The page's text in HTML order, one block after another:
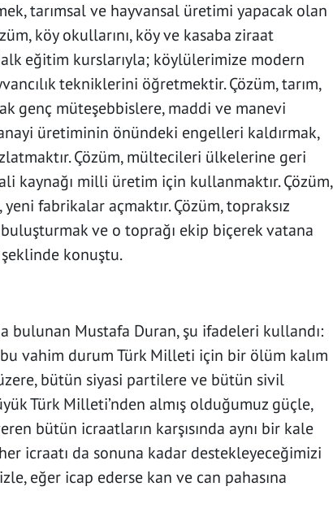
tarımsal ve hayvansal üretimi yapacak olan
köy okullarını, köy ve kasaba ziraat
eğitim kurslarıyla; köylülerimize modern
tekniklerini öğretmektir. Çözüm, tarım,
genç müteşebbislere, maddi ve manevi
üretiminin önündeki engelleri kaldırmak,
Çözüm, mültecileri ülkelerine geri
kaynağı milli üretim için kullanmaktır. Çözüm,
fabrikalar açmaktır. Çözüm, topraksız
ve o toprağı ekip biçerek vatana
şeklinde konuştu.
bulunan Mustafa Duran, şu ifadeleri kullandı:
vahim durum Türk Milleti için bir ölüm kalım
bütün siyasi partilere ve bütün sivil
Türk Milleti’nden almış olduğumuz güçle,
bütün icraatların karşısında aynı bir kale
icraatı da sonuna kadar destekleyeceğimizi
eğer icap ederse kan ve can pahasına